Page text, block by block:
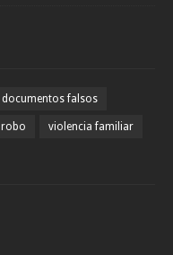
documentos falsos
robo violencia familiar